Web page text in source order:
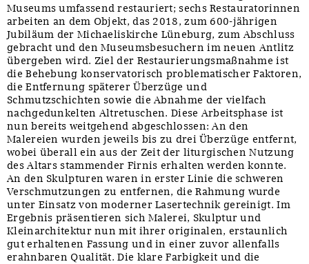
Museums umfassend restauriert; sechs Restauratorinnen
arbeiten an dem Objekt, das 2018, zum 600-jährigen
Jubiläum der Michaeliskirche Lüneburg, zum Abschluss
gebracht und den Museumsbesuchern im neuen Antlitz
übergeben wird. Ziel der Restaurierungsmaßnahme ist
die Behebung konservatorisch problematischer Faktoren,
die Entfernung späterer Überzüge und
Schmutzschichten sowie die Abnahme der vielfach
nachgedunkelten Altretuschen. Diese Arbeitsphase ist
nun bereits weitgehend abgeschlossen: An den
Malereien wurden jeweils bis zu drei Überzüge entfernt,
wobei überall ein aus der Zeit der liturgischen Nutzung
des Altars stammender Firnis erhalten werden konnte.
An den Skulpturen waren in erster Linie die schweren
Verschmutzungen zu entfernen, die Rahmung wurde
unter Einsatz von moderner Lasertechnik gereinigt. Im
Ergebnis präsentieren sich Malerei, Skulptur und
Kleinarchitektur nun mit ihrer originalen, erstaunlich
gut erhaltenen Fassung und in einer zuvor allenfalls
erahnbaren Qualität. Die klare Farbigkeit und die